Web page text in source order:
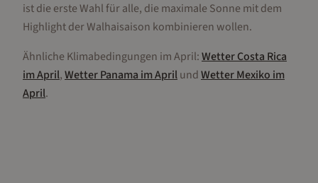
ist die erste Wahl für alle, die maximale Sonne mit dem
Highlight der Walhaisaison kombinieren wollen.
Ähnliche Klimabedingungen imApril:WetterCosta Rica
imApril,WetterPanama imAprilundWetterMexiko im
April.